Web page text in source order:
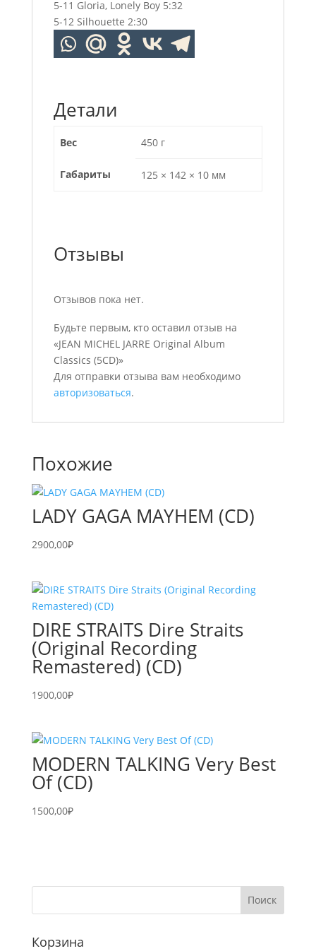
5-11 Gloria, Lonely Boy 5:32
5-12 Silhouette 2:30
Детали
Вес 450 г
Габариты 125 × 142 × 10 мм
Отзывы
Отзывов пока нет.
Будьте первым, кто оставил отзыв на
«JEAN MICHEL JARRE Original Album
Classics (5CD)»
Для отправки отзыва вам необходимо
авторизоваться.
Похожие
LADY GAGA MAYHEM (CD)
2900,00₽
DIRE STRAITS Dire Straits
(Original Recording
Remastered) (CD)
1900,00₽
MODERN TALKING Very Best
Of (CD)
1500,00₽
Корзина